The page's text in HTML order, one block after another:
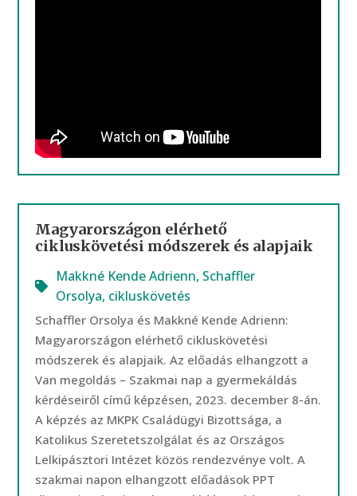
Magyarországon elérhető
cikluskövetési módszerek és alapjaik
Makkné Kende Adrienn, Schaffler
Orsolya, cikluskövetés
Schaffler Orsolya és Makkné Kende Adrienn:
Magyarországon elérhető cikluskövetési
módszerek és alapjaik. Az előadás elhangzott a
Van megoldás – Szakmai nap a gyermekáldás
kérdéseiről című képzésen, 2023. december 8-án.
A képzés az MKPK Családügyi Bizottsága, a
Katolikus Szeretetszolgálat és az Országos
Lelkipásztori Intézet közös rendezvénye volt. A
szakmai napon elhangzott előadások PPT